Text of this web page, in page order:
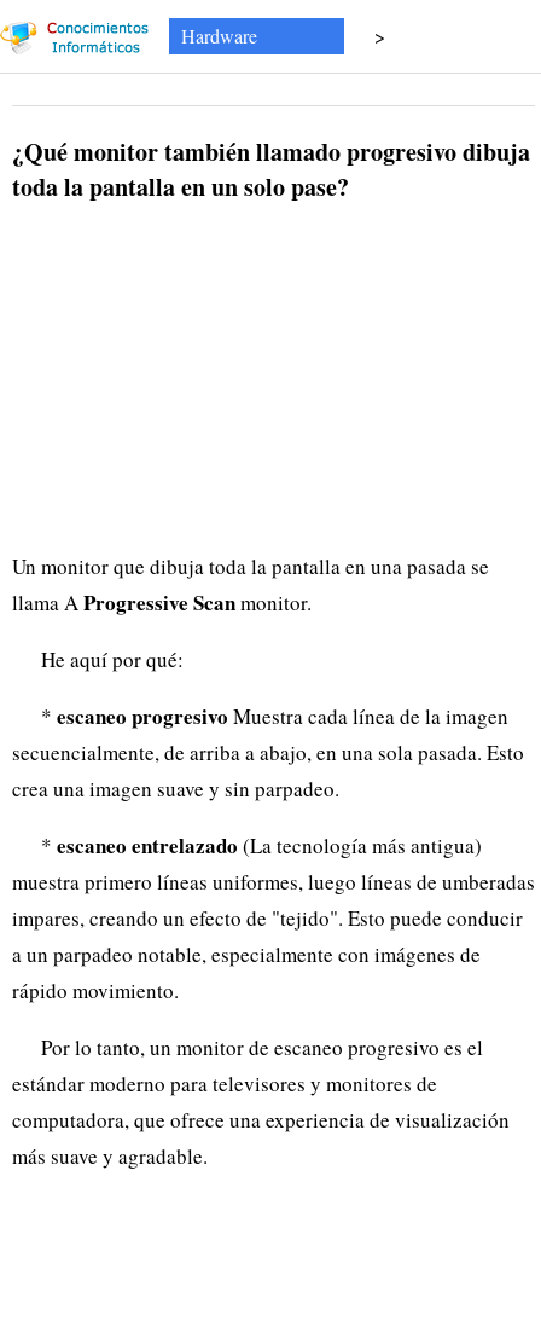
Hardware >
¿Qué monitor también llamado progresivo dibuja
toda la pantalla en un solo pase?
Un monitor que dibuja toda la pantalla en una pasada se
llama AProgressive Scanmonitor.
He aquí por qué:
* escaneo progresivo Muestra cada línea de la imagen
secuencialmente, de arriba a abajo, en una sola pasada. Esto
crea una imagen suave y sin parpadeo.
* escaneo entrelazado (La tecnología más antigua)
muestra primero líneas uniformes, luego líneas de umberadas
impares, creando un efecto de "tejido". Esto puede conducir
a un parpadeo notable, especialmente con imágenes de
rápido movimiento.
Por lo tanto, un monitor de escaneo progresivo es el
estándar moderno para televisores y monitores de
computadora, que ofrece una experiencia de visualización
más suave y agradable.